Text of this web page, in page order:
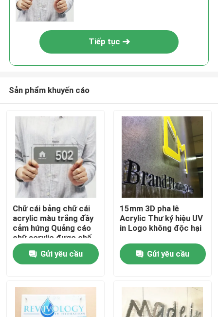
Nhà
Về chúng tôi
Tiếp tục
Sản phẩm khuyến cáo
Chữ cái bảng chữ cái
acrylic màu trắng đầy
cảm hứng Quảng cáo
chữ acrylic được chế
tạo
Gửi yêu cầu
15mm 3D pha lê
Acrylic Thư ký hiệu UV
in Logo không độc hại
Gửi yêu cầu